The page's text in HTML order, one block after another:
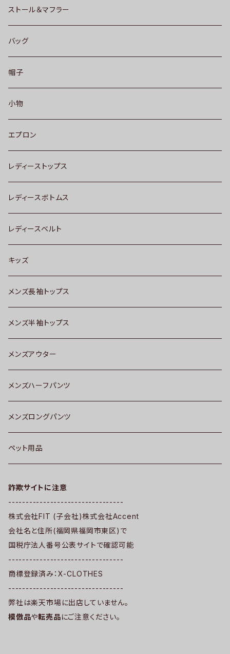
ストール＆マフラー
バッグ
帽子
小物
エプロン
レディーストップス
レディースボトムス
レディースベルト
キッズ
メンズ長袖トップス
メンズ半袖トップス
メンズアウター
メンズハーフパンツ
メンズロングパンツ
ペット用品
詐欺サイトに注意
---------------------------------
株式会社FIT (子会社)株式会社Accent
会社名と住所(福岡県福岡市東区)で
国税庁法人番号公表サイトで確認可能
---------------------------------
商標登録済み：X-CLOTHES
---------------------------------
弊社は楽天市場に出店していません。
模倣品や転売品にご注意ください。